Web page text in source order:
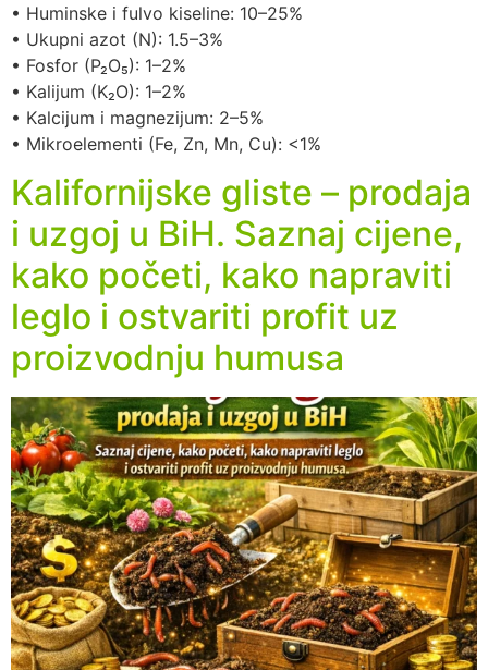
• Huminske i fulvo kiseline: 10–25%
• Ukupni azot (N): 1.5–3%
• Fosfor (P₂O₅): 1–2%
• Kalijum (K₂O): 1–2%
• Kalcijum i magnezijum: 2–5%
• Mikroelementi (Fe, Zn, Mn, Cu): <1%
Kalifornijske gliste – prodaja
i uzgoj u BiH. Saznaj cijene,
kako početi, kako napraviti
leglo i ostvariti profit uz
proizvodnju humusa